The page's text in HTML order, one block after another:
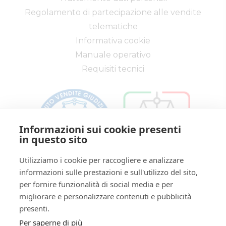
Codice lotto
LOTTO UNICO
IMMOBILI
IMMOBILE RESIDENZIALE
42020
Provincia
Reggio Emilia
Italia
Descrizione IT Abitazione in villino, posta al
edificio rustico a uso
cortiliva di pertinenza oltre a
Superficie commerciale
Via Saragat, 19 - Reggio Emilia 42124 - RE
Tel:0522/513174| Fax:0522/271150
Email: ivgre@ivgreggioemilia.it
Regolamento di partecipazione alle vendite
telematiche
Informativa cookie
Manuale operativo
Requisiti tecnici
Informazioni sui cookie presenti
in questo sito
Utilizziamo i cookie per raccogliere e analizzare
informazioni sulle prestazioni e sull'utilizzo del sito,
per fornire funzionalità di social media e per
migliorare e personalizzare contenuti e pubblicità
presenti.
Per saperne di più